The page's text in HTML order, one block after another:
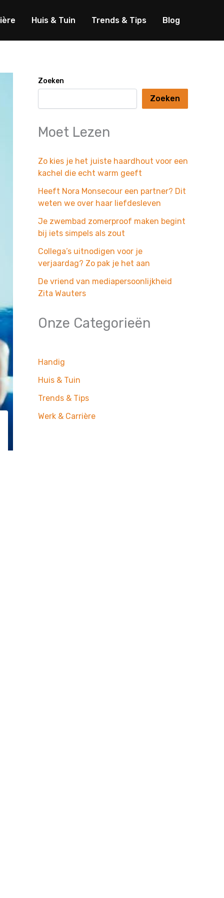
Huis & Tuin Trends & Tips Blog
Zoeken
Zoeken
Moet Lezen
Zo kies je het juiste haardhout voor een
kachel die echt warm geeft
Heeft Nora Monsecour een partner? Dit
weten we over haar liefdesleven
Je zwembad zomerproof maken begint
bij iets simpels als zout
Collega’s uitnodigen voor je
verjaardag? Zo pak je het aan
De vriend van mediapersoonlijkheid
Zita Wauters
Onze Categorieën
Handig
Huis & Tuin
Trends & Tips
Werk & Carrière